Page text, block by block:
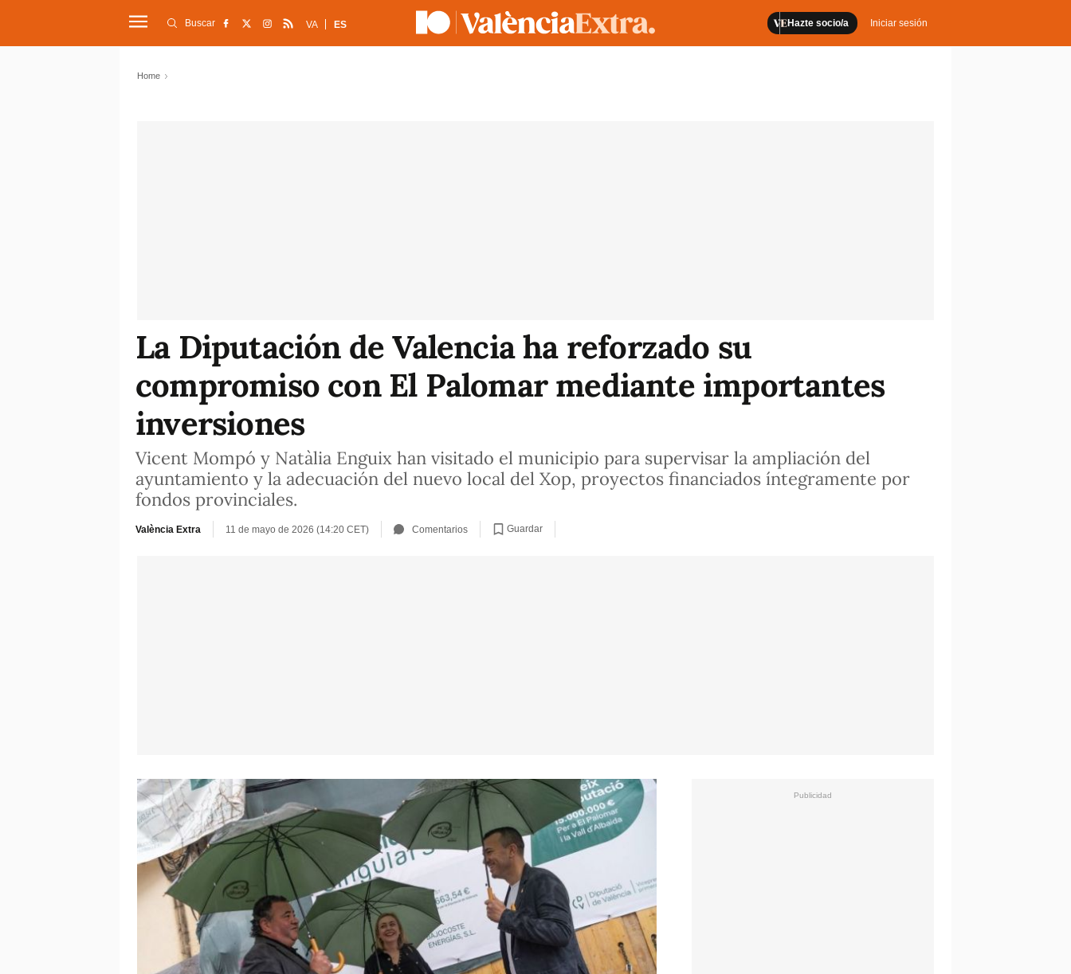
Hazte socio/a Iniciar sesión
Buscar VA ES
Home
La Diputación de Valencia ha reforzado su
compromiso con El Palomar mediante importantes
inversiones
Vicent Mompó y Natàlia Enguix han visitado el municipio para supervisar la ampliación del
ayuntamiento y la adecuación del nuevo local del Xop, proyectos financiados íntegramente por
fondos provinciales.
València Extra 11 de mayo de 2026 (14:20 CET) Comentarios Guardar